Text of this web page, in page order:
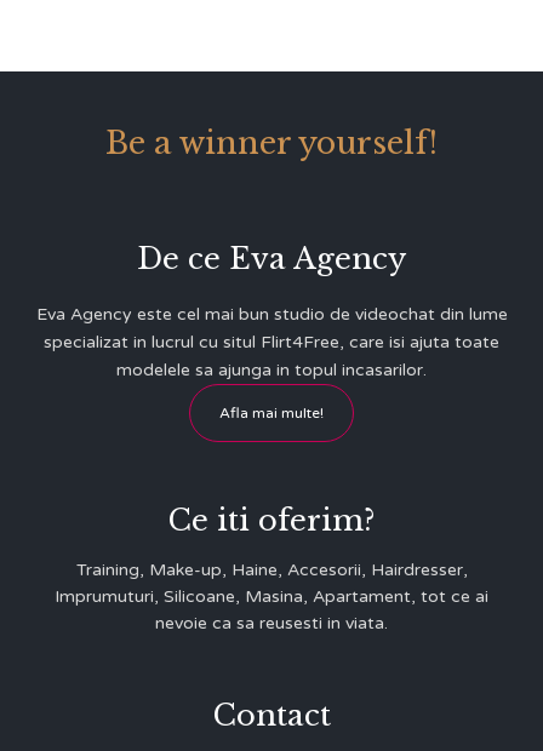
Be a winner yourself!
De ce Eva Agency
Eva Agency este cel mai bun studio de videochat din lume
specializat in lucrul cu situl Flirt4Free, care isi ajuta toate
modelele sa ajunga in topul incasarilor.
Afla mai multe!
Ce iti oferim?
Training, Make-up, Haine, Accesorii, Hairdresser,
Imprumuturi, Silicoane, Masina, Apartament, tot ce ai
nevoie ca sa reusesti in viata.
Contact